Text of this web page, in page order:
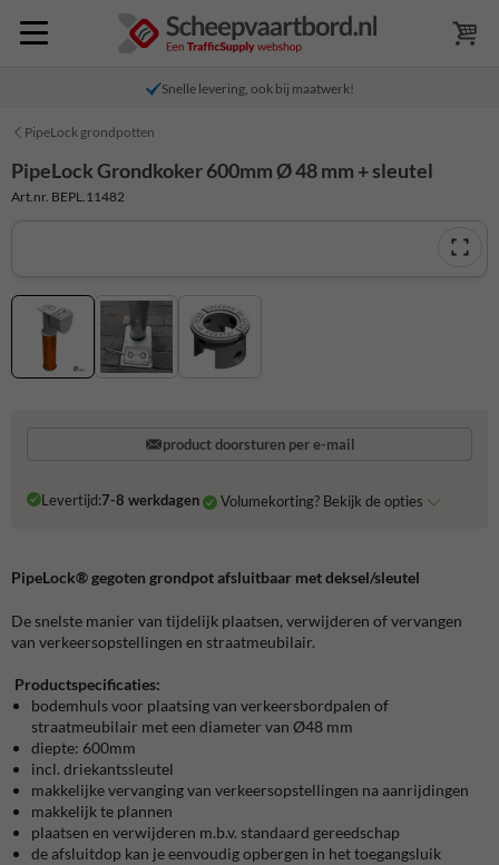
Snelle levering, ook bij maatwerk!
PipeLock grondpotten
PipeLock Grondkoker 600mm Ø 48 mm + sleutel
Art.nr. BEPL.11482
product doorsturen per e-mail
Levertijd:7-8 werkdagen Volumekorting? Bekijk de opties
PipeLock® gegoten grondpot afsluitbaar met deksel/sleutel
De snelste manier van tijdelijk plaatsen, verwijderen of vervangen
van verkeersopstellingen en straatmeubilair.
Productspecificaties:
bodemhuls voor plaatsing van verkeersbordpalen of
straatmeubilair met een diameter van Ø48 mm
diepte: 600mm
incl. driekantssleutel
makkelijke vervanging van verkeersopstellingen na aanrijdingen
makkelijk te plannen
plaatsen en verwijderen m.b.v. standaard gereedschap
de afsluitdop kan je eenvoudig opbergen in het toegangsluik